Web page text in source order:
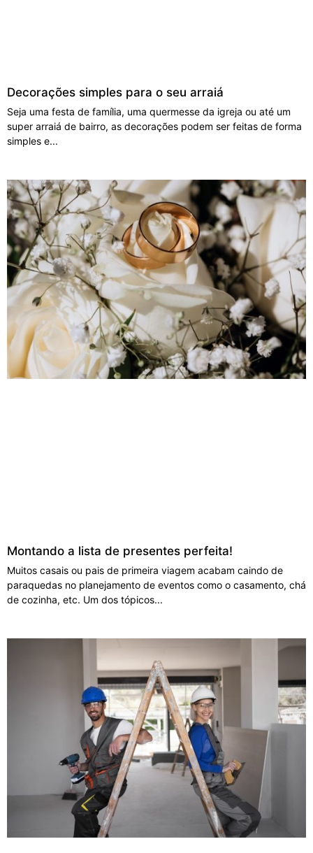
Decorações simples para o seu arraiá
Seja uma festa de família, uma quermesse da igreja ou até um
super arraiá de bairro, as decorações podem ser feitas de forma
simples e
Montando a lista de presentes perfeita!
Muitos casais ou pais de primeira viagem acabam caindo de
paraquedas no planejamento de eventos como o casamento, chá
de cozinha, etc. Um dos tópicos